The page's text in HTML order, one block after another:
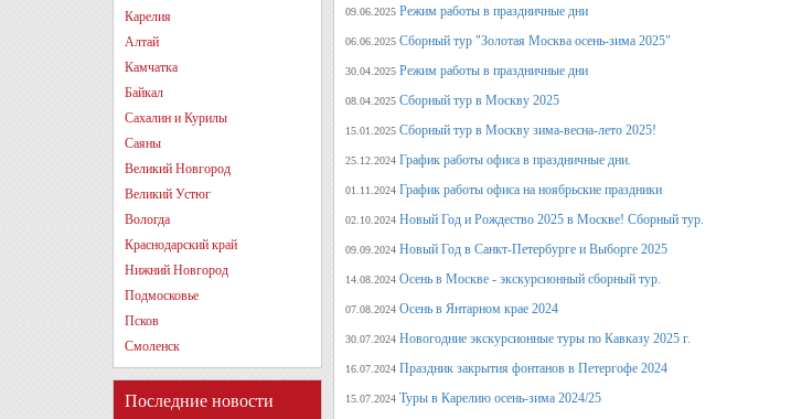
Карелия
Алтай
Камчатка
Байкал
Сахалин и Курилы
Саяны
Великий Новгород
Великий Устюг
Вологда
Краснодарский край
Нижний Новгород
Подмосковье
Псков
Смоленск
Последние новости
09.06.2025 Режим работы в праздничные дни
06.06.2025 Сборный тур "Золотая Москва осень-зима 2025"
30.04.2025 Режим работы в праздничные дни
08.04.2025 Сборный тур в Москву 2025
15.01.2025 Сборный тур в Москву зима-весна-лето 2025!
25.12.2024 График работы офиса в праздничные дни.
01.11.2024 График работы офиса на ноябрьские праздники
02.10.2024 Новый Год и Рождество 2025 в Москве! Сборный тур.
09.09.2024 Новый Год в Санкт-Петербурге и Выборге 2025
14.08.2024 Осень в Москве - экскурсионный сборный тур.
07.08.2024 Осень в Янтарном крае 2024
30.07.2024 Новогодние экскурсионные туры по Кавказу 2025 г.
16.07.2024 Праздник закрытия фонтанов в Петергофе 2024
15.07.2024 Туры в Карелию осень-зима 2024/25